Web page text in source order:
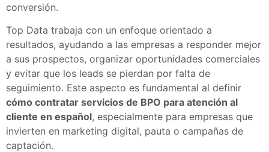
conversión.
Top Data trabaja con un enfoque orientado a
resultados, ayudando a las empresas a responder mejor
a sus prospectos, organizar oportunidades comerciales
y evitar que los leads se pierdan por falta de
seguimiento. Este aspecto es fundamental al definir
cómo contratar servicios de BPO para atención al
cliente en español, especialmente para empresas que
invierten en marketing digital, pauta o campañas de
captación.